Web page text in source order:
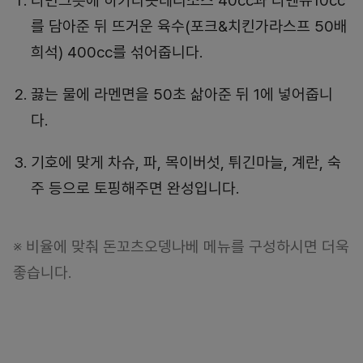
를 담아준 뒤 뜨거운 육수(포크&치킨가라스프 50배
희석) 400cc를 섞어줍니다.
끓는 물에 라멘면을 50초 삶아준 뒤 1에 넣어줍니
다.
기호에 맞게 차슈, 파, 목이버섯, 튀긴마늘, 계란, 숙
주 등으로 토핑해주면 완성입니다.
※ 비율에 맞춰 돈꼬츠오뎅나베 메뉴를 구성하시면 더욱
좋습니다.